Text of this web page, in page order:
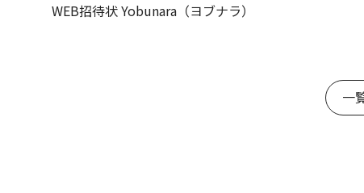
WEB招待状 Yobunara（ヨブナラ）
一